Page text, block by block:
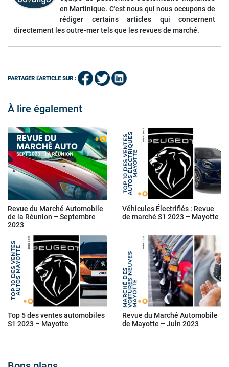
en Martinique. C'est nous qui nous occupons de
rédiger certains articles qui concernent
directement les outre-mer tels que les revues de marché.
PARTAGER L'ARTICLE SUR :
À lire également
Revue du Marché Automobile
de la Réunion – Septembre
2023
Véhicules Électrifiés : Revue
de marché S1 2023 – Mayotte
Top 5 des ventes automobiles
S1 2023 – Mayotte
Revue du Marché Automobile
de Mayotte – Juin 2023